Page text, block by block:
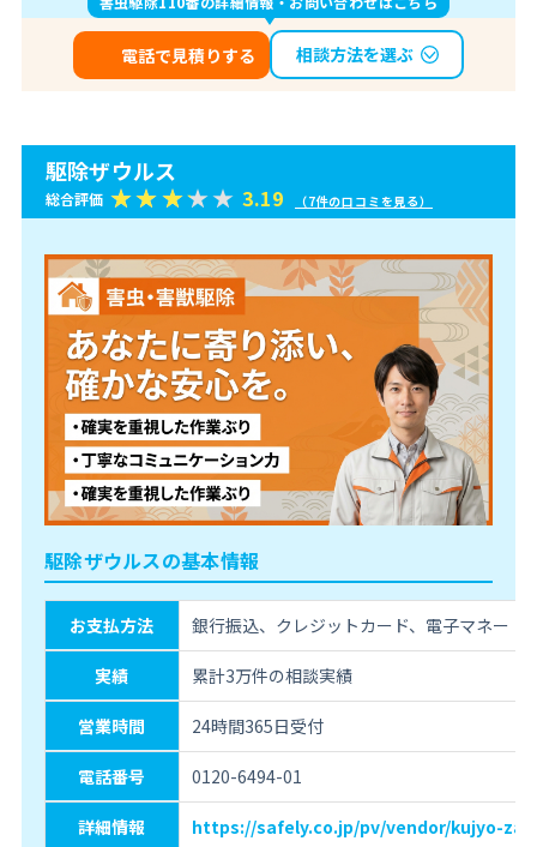
電話で見積りする 相談方法を選ぶ
駆除ザウルス
総合評価 3.19 （7件の口コミを見る）
駆除ザウルスの基本情報
お支払方法 銀行振込、クレジットカード、電子マネー
実績 累計3万件の相談実績
営業時間 24時間365日受付
電話番号 0120-6494-01
詳細情報 https://safely.co.jp/pv/vendor/kujyo-